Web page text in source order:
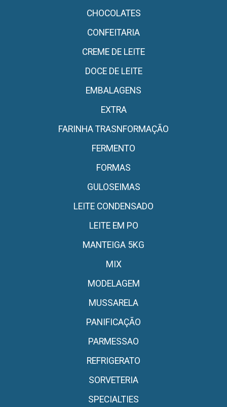
CHOCOLATES
CONFEITARIA
CREME DE LEITE
DOCE DE LEITE
EMBALAGENS
EXTRA
FARINHA TRASNFORMAÇÃO
FERMENTO
FORMAS
GULOSEIMAS
LEITE CONDENSADO
LEITE EM PO
MANTEIGA 5KG
MIX
MODELAGEM
MUSSARELA
PANIFICAÇÃO
PARMESSAO
REFRIGERATO
SORVETERIA
SPECIALTIES